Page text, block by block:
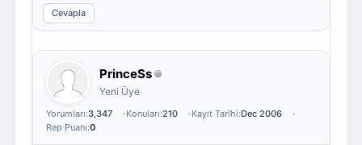
Cevapla
PrinceSs
Yeni Üye
Yorumları:3,347 Konuları:210 Kayıt Tarihi:Dec 2006
Rep Puanı:0